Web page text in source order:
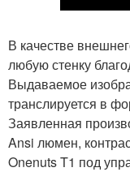
В качестве
любую стенку
Выдаваемое
транслируется в
Заявленная
Ansi люмен,
Onenuts T1 под